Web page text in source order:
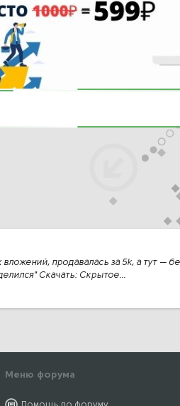
продавалась за 5k, а тут —
Скачать: Скрытое...
Меню форума